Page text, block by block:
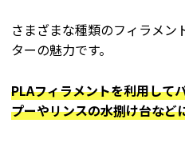
さまざまな種類のフィラメン
ターの魅力です。
PLAフィラメントを利用して
プーやリンスの水捌け台など